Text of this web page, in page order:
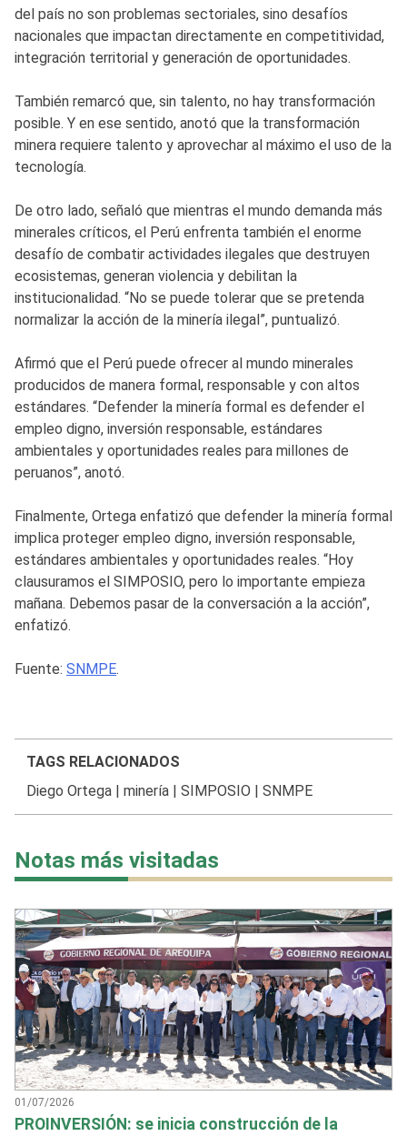
del país no son problemas sectoriales, sino desafíos
nacionales que impactan directamente en competitividad,
integración territorial y generación de oportunidades.
También remarcó que, sin talento, no hay transformación
posible. Y en ese sentido, anotó que la transformación
minera requiere talento y aprovechar al máximo el uso de la
tecnología.
De otro lado, señaló que mientras el mundo demanda más
minerales críticos, el Perú enfrenta también el enorme
desafío de combatir actividades ilegales que destruyen
ecosistemas, generan violencia y debilitan la
institucionalidad. “No se puede tolerar que se pretenda
normalizar la acción de la minería ilegal”, puntualizó.
Afirmó que el Perú puede ofrecer al mundo minerales
producidos de manera formal, responsable y con altos
estándares. “Defender la minería formal es defender el
empleo digno, inversión responsable, estándares
ambientales y oportunidades reales para millones de
peruanos”, anotó.
Finalmente, Ortega enfatizó que defender la minería formal
implica proteger empleo digno, inversión responsable,
estándares ambientales y oportunidades reales. “Hoy
clausuramos el SIMPOSIO, pero lo importante empieza
mañana. Debemos pasar de la conversación a la acción”,
enfatizó.
Fuente: SNMPE.
TAGS RELACIONADOS
Diego Ortega| minería| SIMPOSIO | SNMPE
Notas más visitadas
01/07/2026
PROINVERSIÓN: se inicia construcción de la